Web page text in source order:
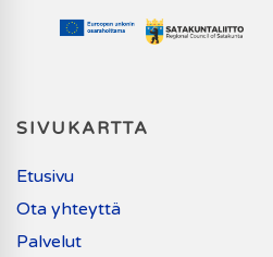
SIVUKARTTA
Etusivu
Ota yhteyttä
Palvelut